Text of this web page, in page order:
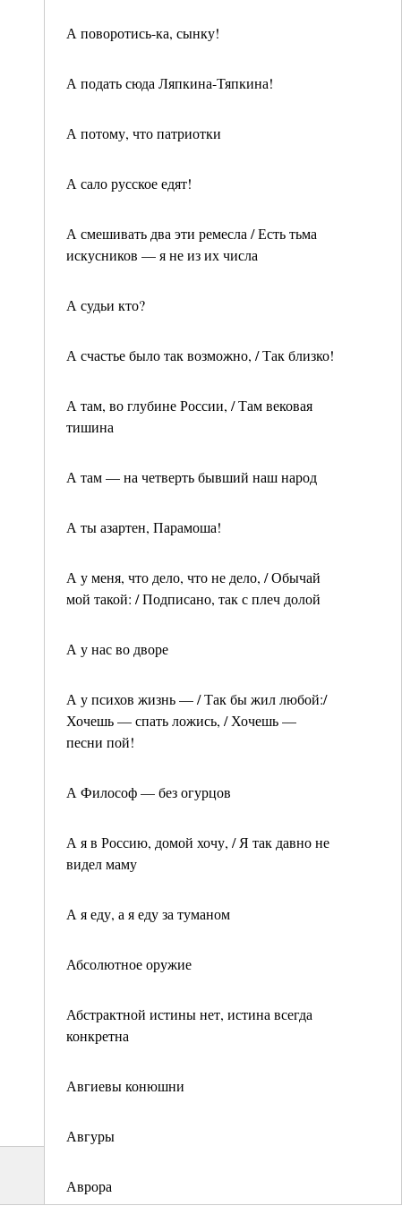
А поворотись-ка, сынку!
А подать сюда Ляпкина-Тяпкина!
А потому, что патриотки
А сало русское едят!
А смешивать два эти ремесла / Есть тьма
искусников — я не из их числа
А судьи кто?
А счастье было так возможно, / Так близко!
А там, во глубине России, / Там вековая
тишина
А там — на четверть бывший наш народ
А ты азартен, Парамоша!
А у меня, что дело, что не дело, / Обычай
мой такой: / Подписано, так с плеч долой
А у нас во дворе
А у психов жизнь — / Так бы жил любой:/
Хочешь — спать ложись, / Хочешь —
песни пой!
А Философ — без огурцов
А я в Россию, домой хочу, / Я так давно не
видел маму
А я еду, а я еду за туманом
Абсолютное оружие
Абстрактной истины нет, истина всегда
конкретна
Авгиевы конюшни
Авгуры
Аврора